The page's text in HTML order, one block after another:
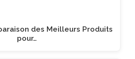
des Meilleurs Produits
pour…